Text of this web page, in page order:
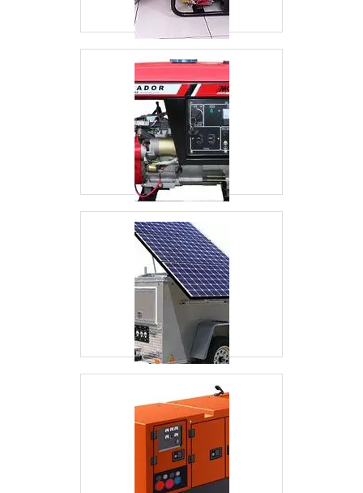
seu contato para melhor atender. GARANTIA
DE QUALIDADE COMPROVADA Somente na
Saneze Verde Energia tem tudo que se precisa
para soluções em Engenharia Elétrica. É
possível encontrar itens variados com
tecnologia de ponta, como dimensionamento de
geradores e análise para dimensionamento de
banco de capacitores com ótima qualidade e
precisão. Com o objetivo de trazer a satisfação
a todos os clientes, a empresa entende que seu
melhor destaque é conquistar a confiança de
cada um. Tudo isso só é possível através do
investimento em equipamentos modernos e
profissionais experientes. A Saneze Verde
Energia é uma empresa que tem sido
preferência no segmento pela idoneidade em
tudo que faz, garantindo uma entrega de
excelência de ponta a ponta. .